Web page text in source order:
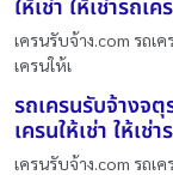
ให้เช่า ให้เช่ารถเ
เครนรับจ้าง.com รถเ
เครนให้เ
รถเครนรับจ้างจ
เครนให้เช่า ให้เช่
เครนรับจ้าง.com รถเ